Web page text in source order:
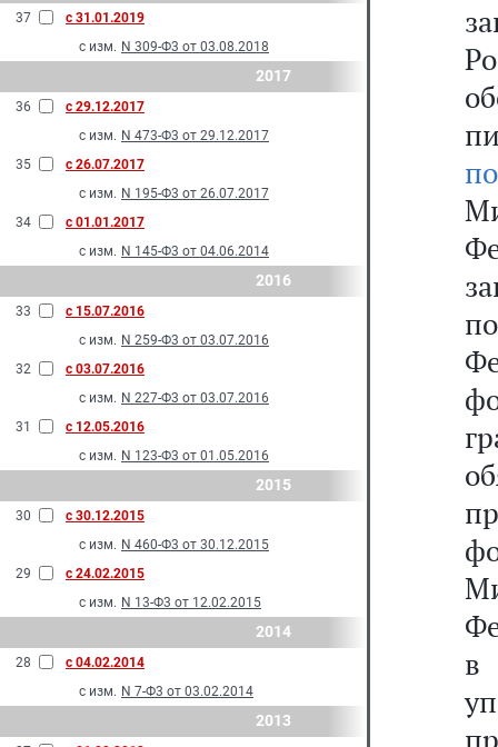
37
с 31.01.2019
с изм. N 309-Ф3 от 03.08.2018
2017
36
с 29.12.2017
с изм. N 473-Ф3 от 29.12.2017
35
с 26.07.2017
с изм. N 195-Ф3 от 26.07.2017
34
с 01.01.2017
с изм. N 145-Ф3 от 04.06.2014
2016
33
с 15.07.2016
с изм. N 259-Ф3 от 03.07.2016
32
с 03.07.2016
с изм. N 227-Ф3 от 03.07.2016
31
с 12.05.2016
с изм. N 123-Ф3 от 01.05.2016
2015
30
с 30.12.2015
с изм. N 460-Ф3 от 30.12.2015
29
с 24.02.2015
с изм. N 13-Ф3 от 12.02.2015
2014
28
с 04.02.2014
с изм. N 7-Ф3 от 03.02.2014
2013
в